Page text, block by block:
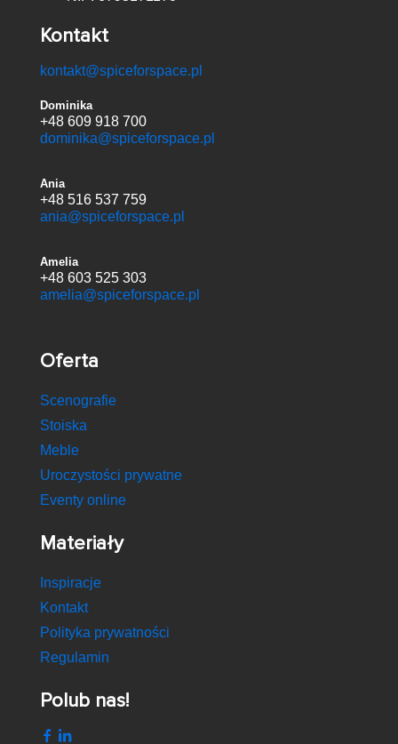
Kontakt
kontakt@spiceforspace.pl
Dominika
+48 609 918 700
dominika@spiceforspace.pl
Ania
+48 516 537 759
ania@spiceforspace.pl
Amelia
+48 603 525 303
amelia@spiceforspace.pl
Oferta
Scenografie
Stoiska
Meble
Uroczystości prywatne
Eventy online
Materiały
Inspiracje
Kontakt
Polityka prywatności
Regulamin
Polub nas!